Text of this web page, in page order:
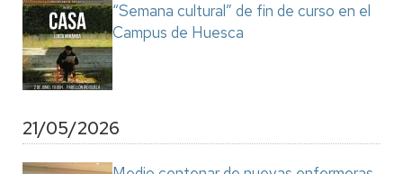
“Semana cultural” de fin de curso en el
Campus de Huesca
21/05/2026